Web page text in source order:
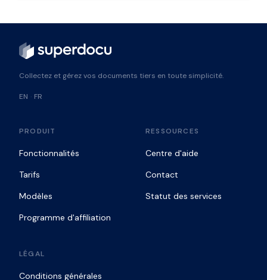
Collectez et gérez vos documents tiers en toute simplicité.
EN · FR
PRODUIT
Fonctionnalités
Tarifs
Modèles
Programme d'affiliation
RESSOURCES
Centre d'aide
Contact
Statut des services
LÉGAL
Conditions générales